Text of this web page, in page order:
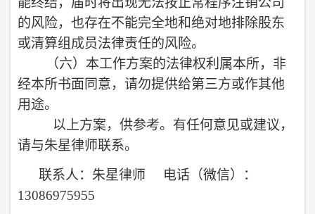
的风险，也存在不能完全地和绝对地排除股东
或清算组成员法律责任的风险。
（六） 本工作方案的法律权利属本所，非
经本所书面同意，请勿提供给第三方或作其他
用途。
以上方案，供参考。有任何意见或建议，
请与朱星律师联系。
联系人：朱星律师
电话（微信）：
13086975955